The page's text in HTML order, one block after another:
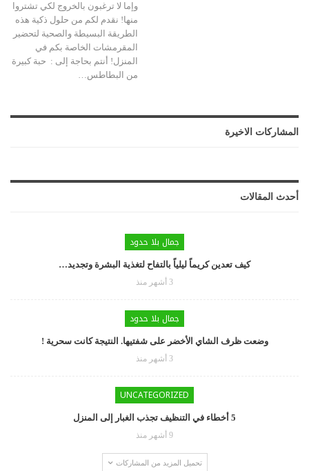
وإما لا ترغبون بالخروج لكي تشتروا
منها! نقدم لكم من حلول ذكية هذه
الطريقة البسيطة والصحية لتحضير
المقرمشات الخاصة بكم في
المنزل! أنتم بحاجة إلى : حبة كبيرة
من البطاطس…
المشاركات الاخيرة
أحدث المقالات
جمال بلا حدود
كيف تعدين كريماً ليلياً بالتفاح لتغذية البشرة وتجديد…
3 أشهر منذ
جمال بلا حدود
وضعت ظرف الشاي الأخضر على شفتيها. النتيجة كانت سحرية !
3 أشهر منذ
UNCATEGORIZED
5 أخطاء في التنظيف تجذب الغبار إلى المنزل
9 أشهر منذ
تحميل المزيد من المشاركات